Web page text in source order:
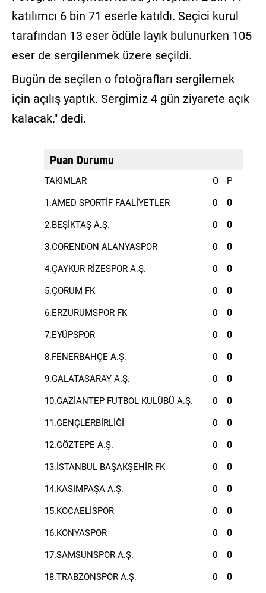
katılımcı 6 bin 71 eserle katıldı. Seçici kurul
tarafından 13 eser ödüle layık bulunurken 105
eser de sergilenmek üzere seçildi.
Bugün de seçilen o fotoğrafları sergilemek
için açılış yaptık. Sergimiz 4 gün ziyarete açık
kalacak." dedi.
Puan Durumu
TAKIMLAR O P
1.AMED SPORTİF FAALİYETLER 0 0
2.BEŞİKTAŞ A.Ş. 0 0
3.CORENDON ALANYASPOR 0 0
4.ÇAYKUR RİZESPOR A.Ş. 0 0
5.ÇORUM FK 0 0
6.ERZURUMSPOR FK 0 0
7.EYÜPSPOR 0 0
8.FENERBAHÇE A.Ş. 0 0
9.GALATASARAY A.Ş. 0 0
10.GAZİANTEP FUTBOL KULÜBÜ A.Ş. 0 0
11.GENÇLERBİRLİĞİ 0 0
12.GÖZTEPE A.Ş. 0 0
13.İSTANBUL BAŞAKŞEHİR FK 0 0
14.KASIMPAŞA A.Ş. 0 0
15.KOCAELİSPOR 0 0
16.KONYASPOR 0 0
17.SAMSUNSPOR A.Ş. 0 0
18.TRABZONSPOR A.Ş. 0 0